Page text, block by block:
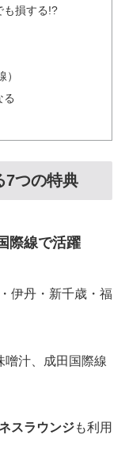
も損する!?
る
7つの特典
際線で活躍
伊丹・新千歳・福
噌汁、成田国際線
スラウンジも利用